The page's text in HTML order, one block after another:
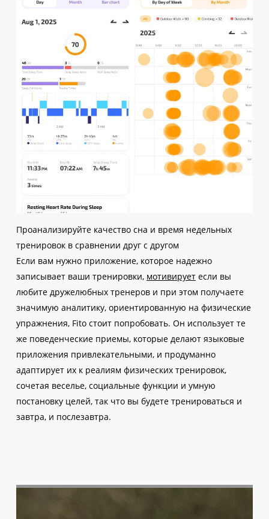
Проанализируйте качество сна и время недельных
тренировок в сравнении друг с другом
Если вам нужно приложение, которое надежно
записывает ваши тренировки, мотивируетесли вы
любите дружелюбных тренеров и при этом получаете
значимую аналитику, ориентированную на физические
упражнения, Fito стоит попробовать. Он использует те
же поведенческие приемы, которые делают языковые
приложения привлекательными, и продуманно
адаптирует их к реалиям физических тренировок,
сочетая веселье, социальные функции и умную
постановку целей, так что вы будете тренироваться и
завтра, и послезавтра.